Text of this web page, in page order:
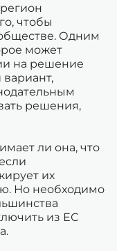
чтобы
Одним
может
на решение
решения,
ли она, что
их
Но необходимо
из ЕС